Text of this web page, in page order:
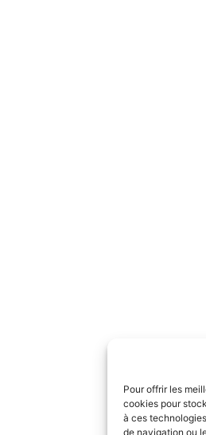
Pour offrir les
cookies pour
à ces
de navigation ou